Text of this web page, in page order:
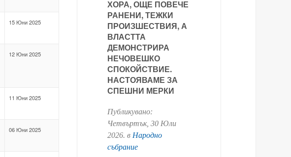
15 Юни 2025
12 Юни 2025
11 Юни 2025
06 Юни 2025
ХОРА, ОЩЕ ПОВЕЧЕ
РАНЕНИ, ТЕЖКИ
ПРОИЗШЕСТВИЯ, А
ВЛАСТТА
ДЕМОНСТРИРА
НЕЧОВЕШКО
СПОКОЙСТВИЕ.
НАСТОЯВАМЕ ЗА
СПЕШНИ МЕРКИ
Публикувано:
Четвъртък, 30 Юли
2026. в Народно
събрание